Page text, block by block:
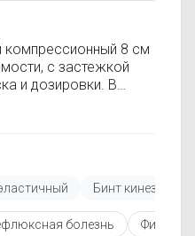
компрессионный 8 см
с застежкой
и дозировки. В
от разных
по
о стоимости
вы видите
ознакомиться с
Бинт кинезио
болезнь